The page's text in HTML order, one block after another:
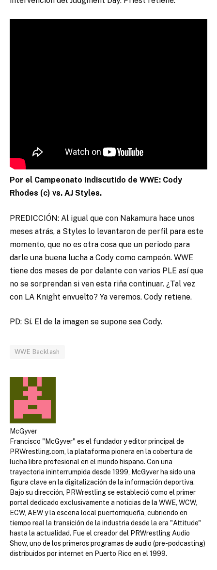
Por el Campeonato Indiscutido de WWE: Cody
Rhodes (c) vs. AJ Styles.
PREDICCIÓN: Al igual que con Nakamura hace unos
meses atrás, a Styles lo levantaron de perfil para este
momento, que no es otra cosa que un periodo para
darle una buena lucha a Cody como campeón. WWE
tiene dos meses de por delante con varios PLE así que
no se sorprendan si ven esta riña continuar. ¿Tal vez
con LA Knight envuelto? Ya veremos. Cody retiene.
PD: Sí. El de la imagen se supone sea Cody.
WWE Backlash
McGyver
Francisco "McGyver" es el fundador y editor principal de
PRWrestling.com, la plataforma pionera en la cobertura de
lucha libre profesional en el mundo hispano. Con una
trayectoria ininterrumpida desde 1999, McGyver ha sido una
figura clave en la digitalización de la información deportiva.
Bajo su dirección, PRWrestling se estableció como el primer
portal dedicado exclusivamente a noticias de la WWE, WCW,
ECW, AEW y la escena local puertorriqueña, cubriendo en
tiempo real la transición de la industria desde la era "Attitude"
hasta la actualidad. Fue el creador del PRWrestling Audio
Show, uno de los primeros programas de audio (pre-podcasting)
distribuidos por internet en Puerto Rico en el 1999.